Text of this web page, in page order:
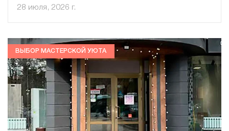
28 июля, 2026 г.
ВЫБОР МАСТЕРСКОЙ УЮТА